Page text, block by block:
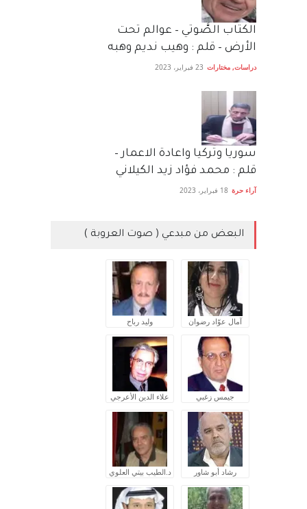
الكتاب الصَّوتي – عوالم تحت
الأرض – قلم : وهيب نديم وهبه
دراسات, مختارات 23 فبراير، 2023
سوريا وتركيا واعادة الاعمار –
قلم : محمد فؤاد زيد الكيلاني
آراء حرة 18 فبراير، 2023
البعض من مبدعي ( صوت العروبة )
آمال عوّاد رضوان وليد رباح
جيمس زغبي علاء الدين الأعرجي
رشاد أبو شاور د.الطيب بيتي العلوي